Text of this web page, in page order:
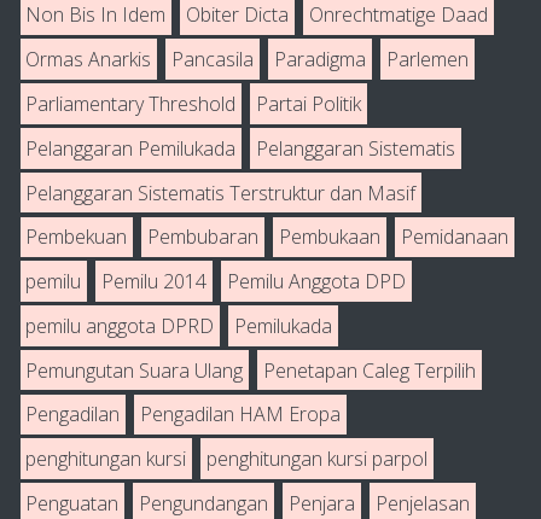
Non Bis In Idem
Obiter Dicta
Onrechtmatige Daad
Ormas Anarkis
Pancasila Paradigma
Parlemen
Parliamentary Threshold
Partai Politik
Pelanggaran Pemilukada
Pelanggaran Sistematis
Pelanggaran Sistematis Terstruktur dan Masif
Pembekuan
Pembubaran Pembukaan
Pemidanaan
pemilu
Pemilu 2014
Pemilu Anggota DPD
pemilu anggota DPRD
Pemilukada
Pemungutan Suara Ulang
Penetapan Caleg Terpilih
Pengadilan
Pengadilan HAM Eropa
penghitungan kursi
penghitungan kursi parpol
Penguatan
Pengundangan Penjara
Penjelasan